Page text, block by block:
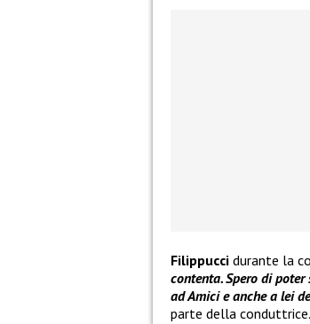
Filippucci durante la
contenta. Spero di
ad Amici e anche a lei
parte della conduttrice.